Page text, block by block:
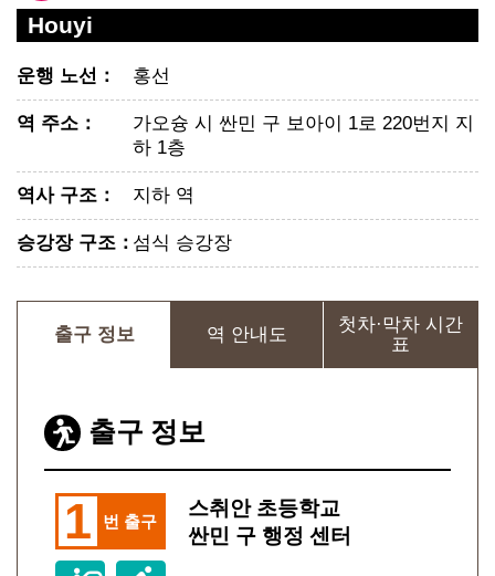
Houyi
운행 노선 ： 홍선
역 주소 ：
가오슝 시 싼민 구 보아이 1로 220번지 지
하 1층
역사 구조 ： 지하 역
승강장 구조 ：섬식 승강장
출구 정보 역 안내도
첫차·막차 시간
표
출구 정보
1 번 출구
스취안 초등학교
싼민 구 행정 센터